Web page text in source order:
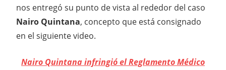
nos entregó su punto de vista al rededor del caso
Nairo Quintana, concepto que está consignado
en el siguiente video.
Nairo Quintana infringió el Reglamento Médico